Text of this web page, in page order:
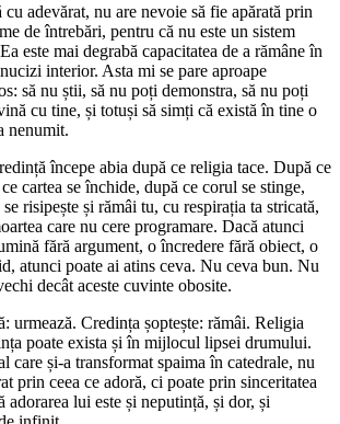
adevărat, nu are nevoie să fie apărată prin
de întrebări, pentru că nu este un sistem
este mai degrabă capacitatea de a rămâne în
interior. Asta mi se pare aproape
să nu știi, să nu poți demonstra, să nu poți
cu tine, și totuși să simți că există în tine o
nenumit.
începe abia după ce religia tace. După ce
cartea se închide, după ce corul se stinge,
risipește și rămâi tu, cu respirația ta stricată,
care nu cere programare. Dacă atunci
fără argument, o încredere fără obiect, o
atunci poate ai atins ceva. Nu ceva bun. Nu
decât aceste cuvinte obosite.
urmează. Credința șoptește: rămâi. Religia
poate exista și în mijlocul lipsei drumului.
care și-a transformat spaima în catedrale, nu
prin ceea ce adoră, ci poate prin sinceritatea
adorarea lui este și neputință, și dor, și